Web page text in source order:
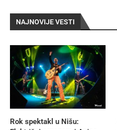
NAJNOVIJE VESTI
Rok spektakl u Nišu: